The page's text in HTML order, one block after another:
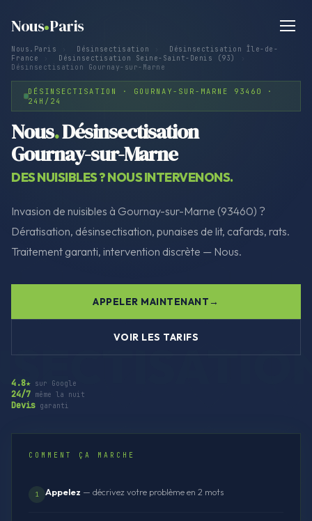
Nous Paris
Nous.Paris Désinsectisation
Désinsectisation Île-de-
France
Désinsectisation Seine-Saint-Denis (93)
Désinsectisation Gournay-sur-Marne
DÉSINSECTISATION · GOURNAY-SUR-MARNE 93460 ·
24H/24
Nous.Désinsectisation
Gournay-sur-Marne
DES NUISIBLES ? NOUS INTERVENONS.
Invasion de nuisibles à Gournay-sur-Marne (93460) ?
Dératisation, désinsectisation, punaises de lit, cafards, rats.
Traitement garanti, intervention discrète — Nous.
APPELER MAINTENANT
VOIR LES TARIFS
4.8★ sur Google
24/7 même la nuit
Devis garanti
COMMENT ÇA MARCHE
1 Appelez — décrivez votre problème en 2 mots